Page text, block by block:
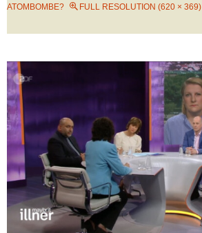
ATOMBOMBE?
FULL RESOLUTION (620 × 369)